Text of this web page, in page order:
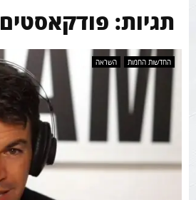
תגיות: פודקאסטים
החדשות החמות השראה